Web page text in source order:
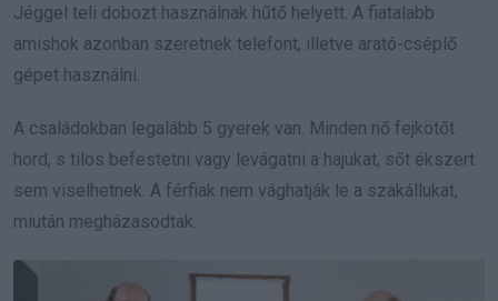
Jéggel teli dobozt használnak hűtő helyett. A fiatalabb
amishok azonban szeretnek telefont, illetve arató-cséplő
gépet használni.
A családokban legalább 5 gyerek van. Minden nő fejkötőt
hord, s tilos befestetni vagy levágatni a hajukat, sőt ékszert
sem viselhetnek. A férfiak nem vághatják le a szakállukat,
miután megházasodtak.